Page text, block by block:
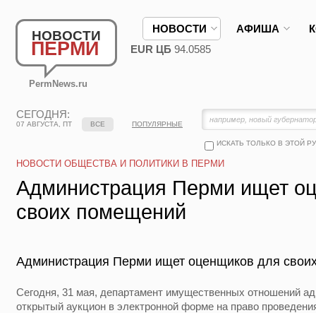
НОВОСТИ
ПЕРМИ
PermNews.ru
НОВОСТИ АФИША
EUR ЦБ 94.0585
СЕГОДНЯ:
07 АВГУСТА, ПТ
ИСКАТЬ ТОЛЬКО В ЭТОЙ
ВСЕ ПОПУЛЯРНЫЕ
НОВОСТИ ОБЩЕСТВА И ПОЛИТИКИ В ПЕРМИ
Администрация Перми ищет
своих помещений
Администрация Перми ищет оценщиков для
Сегодня, 31 мая, департамент имущественных отношений
открытый аукцион в электронной форме на право